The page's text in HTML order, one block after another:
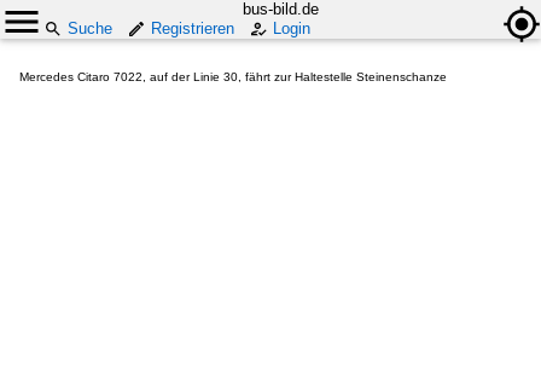
bus-bild.de
Suche
Registrieren Login
Mercedes Citaro 7022, auf der Linie 30, fährt zur Haltestelle Steinenschanze